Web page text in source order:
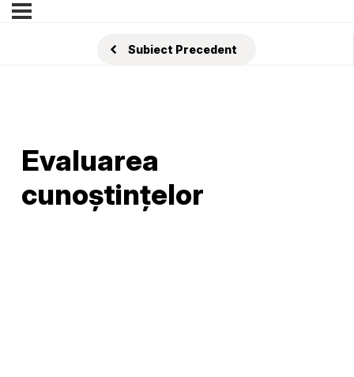
Subiect Precedent
Evaluarea
cunoștințelor